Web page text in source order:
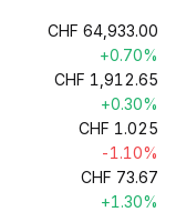
CHF 64,933.00
+0.70%
CHF 1,912.65
+0.30%
CHF 1.025
-1.10%
CHF 73.67
+1.30%